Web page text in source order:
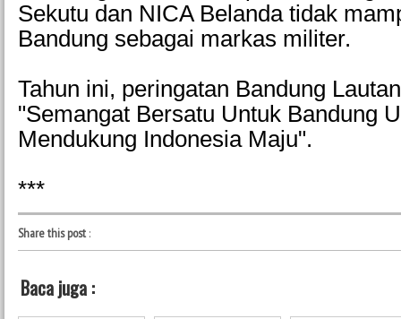
Sekutu dan NICA Belanda tidak
Bandung sebagai markas militer.
Tahun ini, peringatan Bandung
"Semangat Bersatu Untuk Bandung
Mendukung Indonesia Maju".
***
Share this post:
Baca juga :